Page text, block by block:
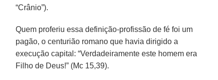
“Crânio”).
Quem proferiu essa definição-profissão de fé foi um
pagão, o centurião romano que havia dirigido a
execução capital: “Verdadeiramente este homem era
Filho de Deus!” (Mc 15,39).